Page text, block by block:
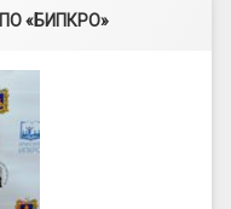
«БИПКРО»